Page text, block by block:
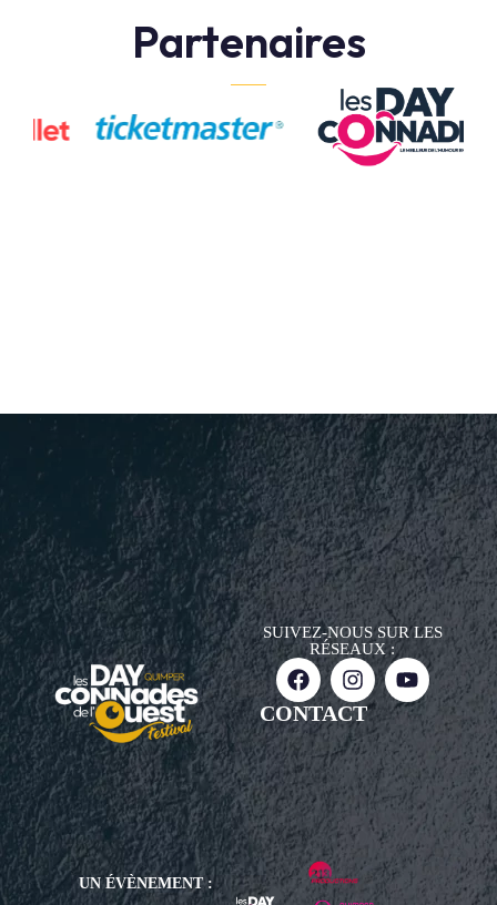
Partenaires
SUIVEZ-NOUS SUR LES
RÉSEAUX :
CONTACT
UN ÉVÈNEMENT :